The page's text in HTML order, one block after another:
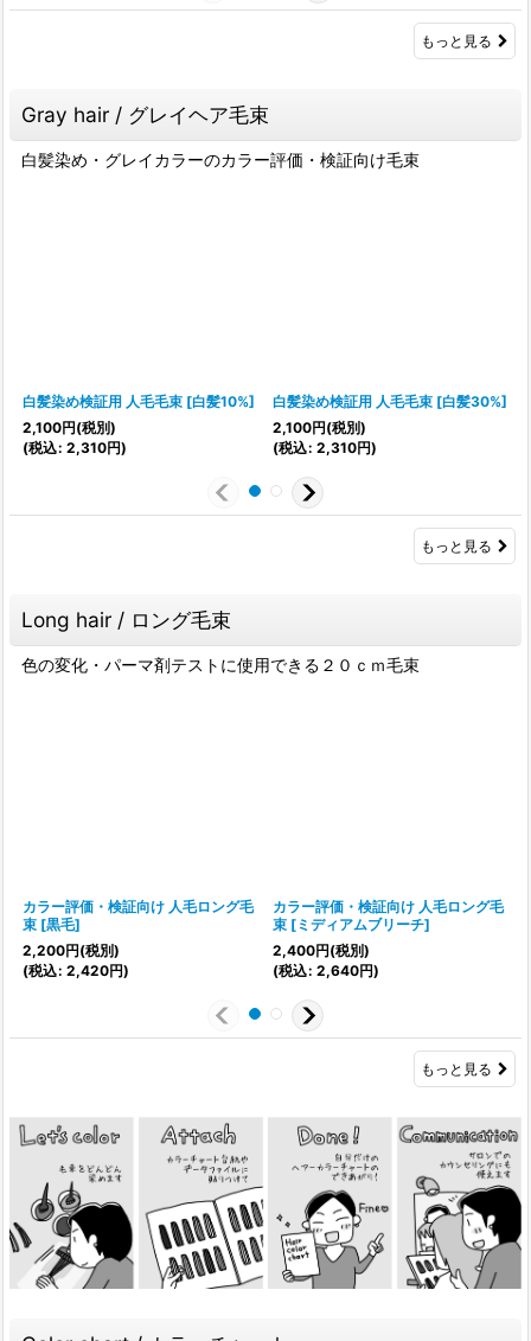
もっと見る
Gray hair / グレイヘア毛束
白髪染め・グレイカラーのカラー評価・検証向け毛束
白髪染め検証用 人毛毛束 [白髪10%]
2,100円(税別)
(税込: 2,310円)
白髪染め検証用 人毛毛束 [白髪30%]
2,100円(税別)
(税込: 2,310円)
もっと見る
Long hair / ロング毛束
色の変化・パーマ剤テストに使用できる２０ｃｍ毛束
カラー評価・検証向け 人毛ロング毛
束 [黒毛]
2,200円(税別)
(税込: 2,420円)
カラー評価・検証向け 人毛ロング毛
束 [ ミディアムブリーチ]
2,400円(税別)
(税込: 2,640円)
もっと見る